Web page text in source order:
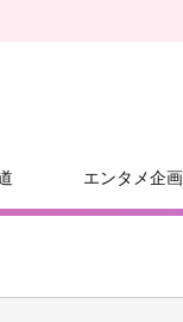
エンタメ企画